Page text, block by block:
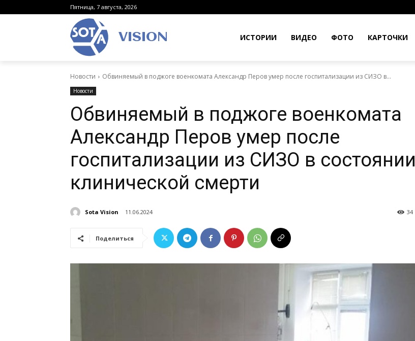
Пятница, 7 августа, 2026
VISION ИСТОРИИ ВИДЕО ФОТО КАРТОЧКИ
Новости Обвиняемый в поджоге военкомата Александр Перов умер после госпитализации из СИЗО в...
Новости
Обвиняемый в поджоге военкомата
Александр Перов умер после
госпитализации из СИЗО в состоянии
клинической смерти
Sota Vision 11.06.2024 34
Поделиться